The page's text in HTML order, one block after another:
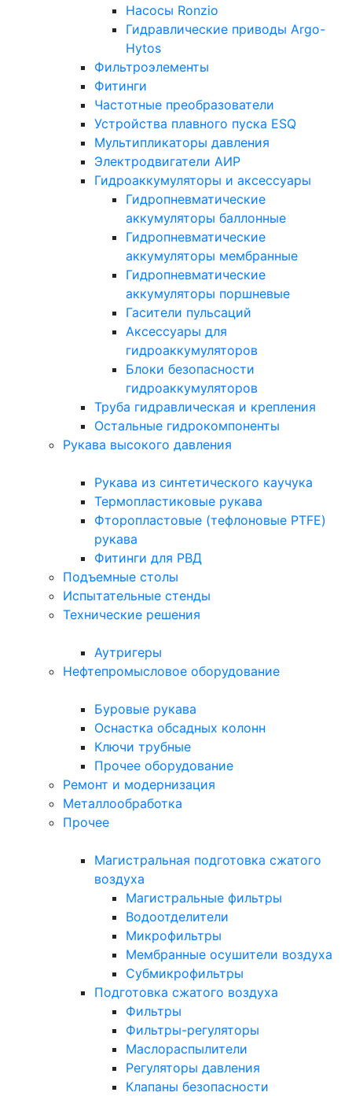
Насосы Ronzio
Гидравлические приводы Argo-
Hytos
Фильтроэлементы
Фитинги
Частотные преобразователи
Устройства плавного пуска ESQ
Мультипликаторы давления
Электродвигатели АИР
Гидроаккумуляторы и аксессуары
Гидропневматические
аккумуляторы баллонные
Гидропневматические
аккумуляторы мембранные
Гидропневматические
аккумуляторы поршневые
Гасители пульсаций
Аксессуары для
гидроаккумуляторов
Блоки безопасности
гидроаккумуляторов
Труба гидравлическая и крепления
Остальные гидрокомпоненты
Рукава высокого давления
Рукава из синтетического каучука
Термопластиковые рукава
Фторопластовые (тефлоновые PTFE)
рукава
Фитинги для РВД
Подъемные столы
Испытательные стенды
Технические решения
Аутригеры
Нефтепромысловое оборудование
Буровые рукава
Оснастка обсадных колонн
Ключи трубные
Прочее оборудование
Ремонт и модернизация
Металлообработка
Прочее
Магистральная подготовка сжатого
воздуха
Магистральные фильтры
Водоотделители
Микрофильтры
Мембранные осушители воздуха
Субмикрофильтры
Подготовка сжатого воздуха
Фильтры
Фильтры-регуляторы
Маслораспылители
Регуляторы давления
Клапаны безопасности